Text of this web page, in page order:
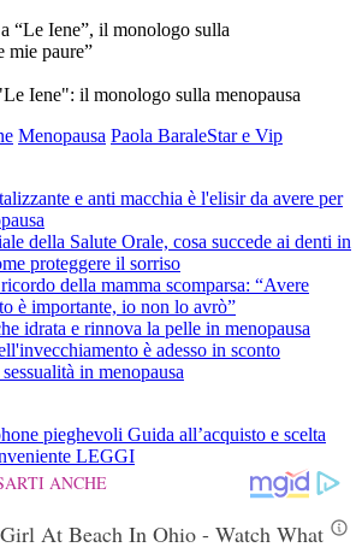
Iene": il monologo sulla menopausa
Menopausa Paola BaraleStar e Vip
e anti macchia è l'elisir da avere per
della Salute Orale, cosa succede ai denti in
proteggere il sorriso
della mamma scomparsa: “Avere
è importante, io non lo avrò”
idrata e rinnova la pelle in menopausa
è adesso in sconto
in menopausa
pieghevoli Guida all’acquisto e scelta
LEGGI